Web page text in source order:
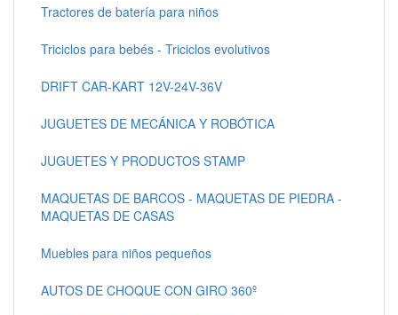
Tractores de batería para niños
Triciclos para bebés - Triciclos evolutivos
DRIFT CAR-KART 12V-24V-36V
JUGUETES DE MECÁNICA Y ROBÓTICA
JUGUETES Y PRODUCTOS STAMP
MAQUETAS DE BARCOS - MAQUETAS DE PIEDRA -
MAQUETAS DE CASAS
Muebles para niños pequeños
AUTOS DE CHOQUE CON GIRO 360º